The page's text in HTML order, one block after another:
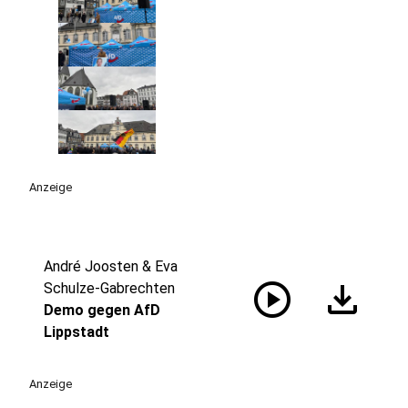
Anzeige
André Joosten & Eva
Schulze-Gabrechten
Demo gegen AfD
Lippstadt
play_circle download
Anzeige